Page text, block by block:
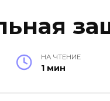
НА ЧТЕНИЕ
1 мин